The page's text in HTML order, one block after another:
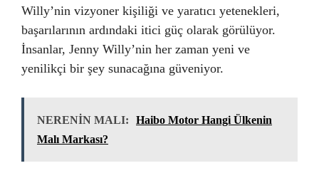
Willy’nin vizyoner kişiliği ve yaratıcı yetenekleri,
başarılarının ardındaki itici güç olarak görülüyor.
İnsanlar, Jenny Willy’nin her zaman yeni ve
yenilikçi bir şey sunacağına güveniyor.
NERENİN MALI:
Haibo Motor Hangi Ülkenin
Malı Markası?